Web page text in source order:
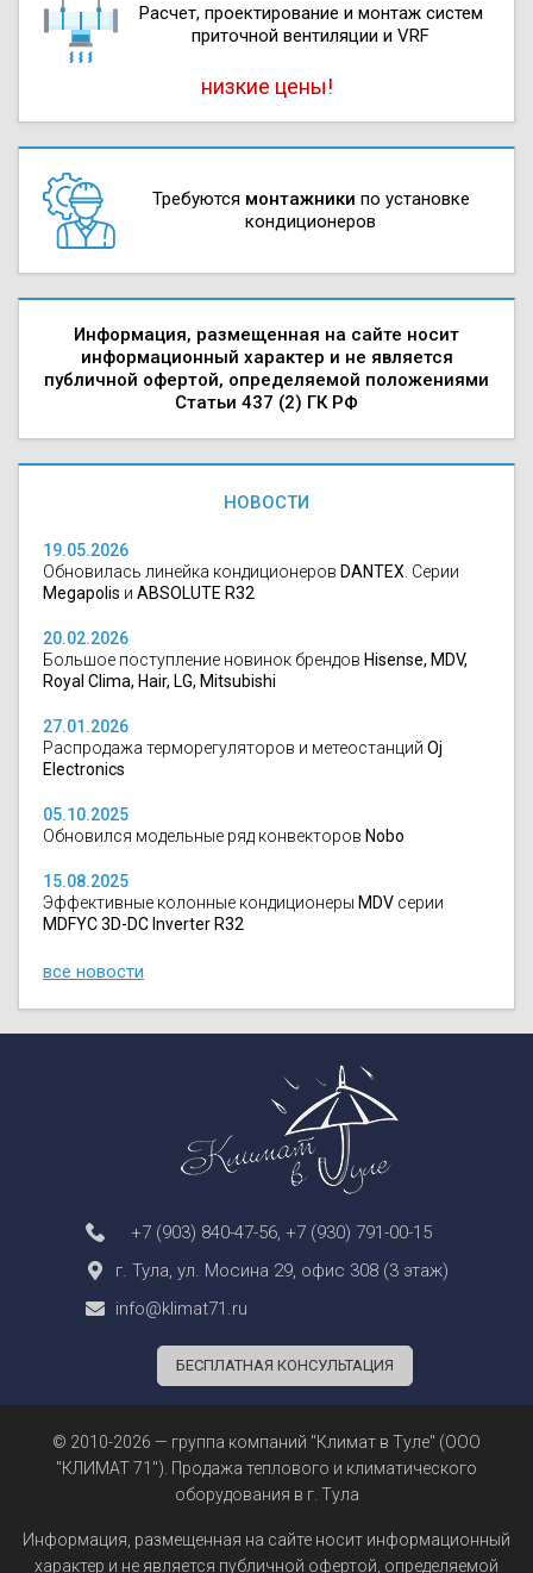
Расчет, проектирова­ние и монтаж систем
приточной вентиляции и VRF
низкие цены!
Требуются монтажники по установке
кондиционеров
Информация, размещенная на сайте носит
информационный характер и не является
публичной офертой, определяемой положениями
Статьи 437 (2) ГК РФ
НОВОСТИ
19.05.2026
Обновилась линейка кондиционеров DANTEX . Серии
Megapolis и ABSOLUTE R32
20.02.2026
Большое поступление новинок брендов Hisense, MDV,
Royal Clima, Hair, LG, Mitsubishi
27.01.2026
Распродажа терморегуляторов и метеостанций Oj
Electronics
05.10.2025
Обновился модельные ряд конвекторов Nobo
15.08.2025
Эффективные колонные кондиционеры MDV серии
MDFYC 3D-DC Inverter R32
все новости
+7 (903) 840-47-56 +7 (930) 791-00-15
г. Тула, ул. Мосина 29, офис 308 (3 этаж)
info@klimat71.ru
БЕСПЛАТНАЯ КОНСУЛЬТАЦИЯ
© 2010-2026 — группа компаний "Климат в Туле" (ООО
"КЛИМАТ 71"). Продажа теплового и климатического
оборудования в г. Тула
Информация, размещенная на сайте носит информационный
характер и не является публичной офертой , определяемой